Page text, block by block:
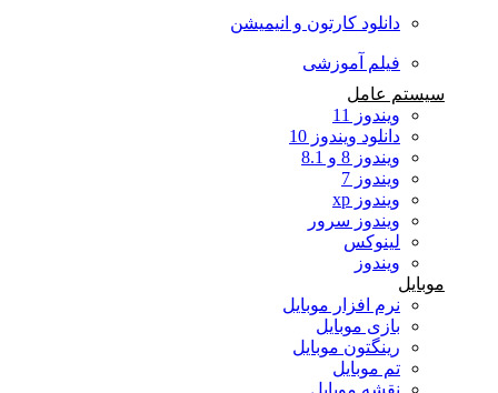
دانلود کارتون و انیمیشن
فیلم آموزشی
سیستم عامل
ویندوز 11
دانلود ویندوز 10
ویندوز 8 و 8.1
ویندوز 7
ویندوز xp
ویندوز سرور
لینوکس
ویندوز
موبایل
نرم افزار موبایل
بازی موبایل
رینگتون موبایل
تم موبایل
نقشه موبایل